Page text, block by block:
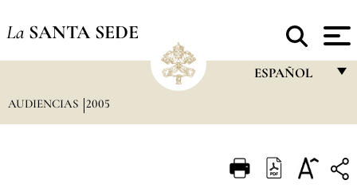
La SANTA SEDE
ESPAÑOL
ITALIANO
AUDIENCIAS 2005